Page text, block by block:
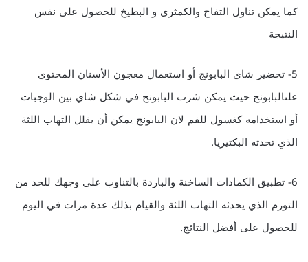
كما يمكن تناول التفاح والكمثرى و البطيخ للحصول على نفس
النتيجة
5- تحضير شاي البابونج أو استعمال معجون الأسنان المحتوي
علىالبابونج حيث يمكن شرب البابونج في شكل شاي بين الوجبات
أو استخدامه كغسول للفم لان البابونج يمكن أن يقلل التهاب اللثة
الذي تحدثه البكتيريا.
6- تطبيق الكمادات الساخنة والباردة بالتناوب على وجهك للحد من
التورم الذي يحدثه التهاب اللثة والقيام بذلك عدة مرات في اليوم
للحصول على أفضل النتائج.